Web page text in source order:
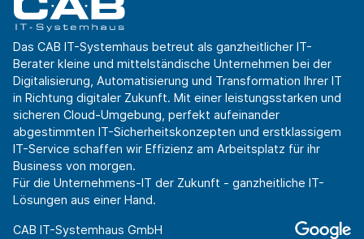
Das CAB IT-Systemhaus betreut als ganzheitlicher IT-
Berater kleine und mittelständische Unternehmen bei der
Digitalisierung, Automatisierung und Transformation Ihrer IT
in Richtung digitaler Zukunft. Mit einer leistungsstarken und
sicheren Cloud-Umgebung, perfekt aufeinander
abgestimmten IT-Sicherheitskonzepten und erstklassigem
IT-Service schaffen wir Effizienz am Arbeitsplatz für ihr
Business von morgen.
Für die Unternehmens-IT der Zukunft - ganzheitliche IT-
Lösungen aus einer Hand.
CAB IT-Systemhaus GmbH